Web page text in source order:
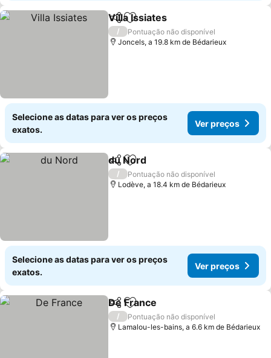
PartilharAdicionar aos favoritos
Villa Issiates
/
Pontuação não disponível
Joncels, a 19.8 km de Bédarieux
Selecione as datas para ver os preços
exatos.
Ver preços
PartilharAdicionar aos favoritos
du Nord
/
Pontuação não disponível
Lodève, a 18.4 km de Bédarieux
Selecione as datas para ver os preços
exatos.
Ver preços
PartilharAdicionar aos favoritos
De France
/
Pontuação não disponível
Lamalou-les-bains, a 6.6 km de Bédarieux